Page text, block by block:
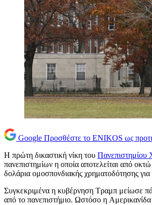
Google Προσθέστε το ENIKOS ως
Η πρώτη δικαστική νίκη του Πανεπιστημίου
πανεπιστημίων η οποία αποτελείται από
δολάρια ομοσπονδιακής χρηματοδότησης
Συγκεκριμένα η κυβέρνηση Τραμπ μείωσε
από το πανεπιστήμιο. Ωστόσο η